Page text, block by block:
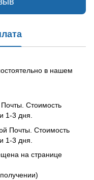
в нашем
Стоимость
1-3 дня.
Почты. Стоимость
1-3 дня.
на странице